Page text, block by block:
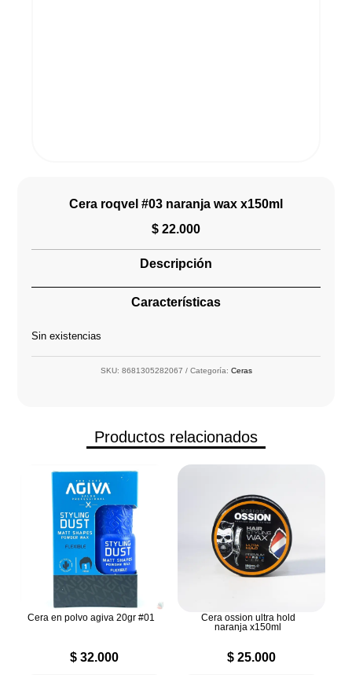
Cera roqvel #03 naranja wax x150ml
$ 22.000
Descripción
Características
Sin existencias
SKU: 8681305282067 Categoría: Ceras
Productos relacionados
Cera en polvo agiva 20gr #01
$32.000
Cera ossion ultra hold
naranja x150ml
$25.000